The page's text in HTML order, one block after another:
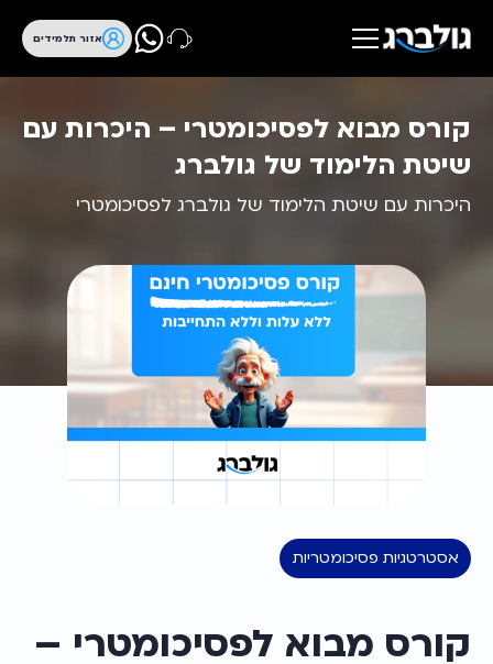
אזור תלמידים
קורס מבוא לפסיכומטרי – היכרות עם
שיטת הלימוד של גולברג
היכרות עם שיטת הלימוד של גולברג לפסיכומטרי
אסטרטגיות פסיכומטריות
קורס מבוא לפסיכומטרי –